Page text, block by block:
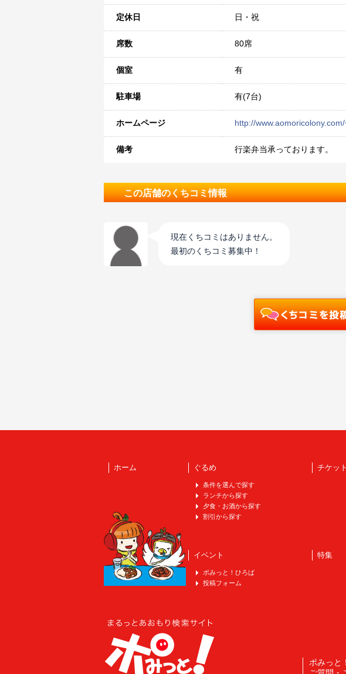
定休日 日・祝
席数 80席
個室 有
駐車場 有(7台)
ホームページ http://
備考 行楽弁当承っております。
この店舗のくちコミ情報
現在くちコミはありません。
最初のくちコミ募集中！
ホーム ぐるめ
条件を選んで探す
ランチから探す
夕食・お酒から探す
割引から探す
チケット
イベント
ポみっと！ひろば
投稿フォーム
特集
ポみっと